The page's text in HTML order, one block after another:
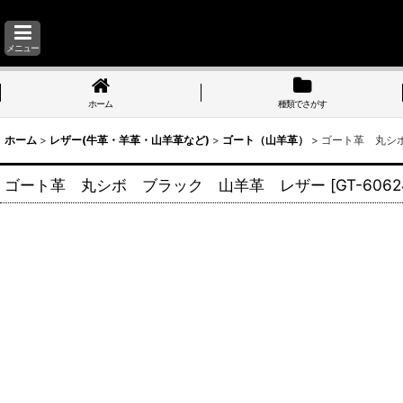
メニュー
ホーム 種類でさがす
ホーム > レザー(牛革・羊革・山羊革など) > ゴート（山羊革） > ゴート革 丸
ゴート革 丸シボ ブラック 山羊革 レザー [GT-